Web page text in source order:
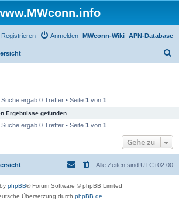
APN-Database
MWconn-Wiki
Anmelden
Registrieren
Suche ergab 0 Treffer • Seite 1 von 1
Ergebnisse gefunden.
Suche ergab 0 Treffer • Seite 1 von 1
Gehe zu
Alle Zeiten sind UTC+02:00
phpBB® Forum Software © phpBB Limited
Übersetzung durch phpBB.de